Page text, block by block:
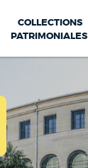
COLLECTIONS
PATRIMONIALES